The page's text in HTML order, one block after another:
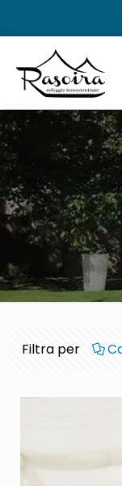
Filtra per